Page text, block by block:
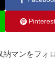
Pinterest
納マンをフォ